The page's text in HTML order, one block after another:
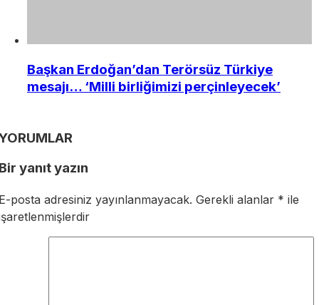
Başkan Erdoğan’dan Terörsüz Türkiye
mesajı… ‘Milli birliğimizi perçinleyecek’
yanıt yazın
posta adresiniz yayınlanmayacak. Gerekli alanlar * ile